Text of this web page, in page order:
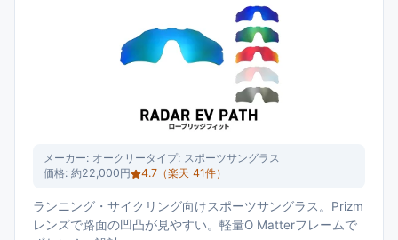
メーカー: オークリータイプ: スポーツサングラス
価格: 約22,000円 4.7 （楽天 41件）
ランニング・サイクリング向けスポーツサングラス。Prizm
レンズで路面の凹凸が見やすい。軽量O Matterフレームで